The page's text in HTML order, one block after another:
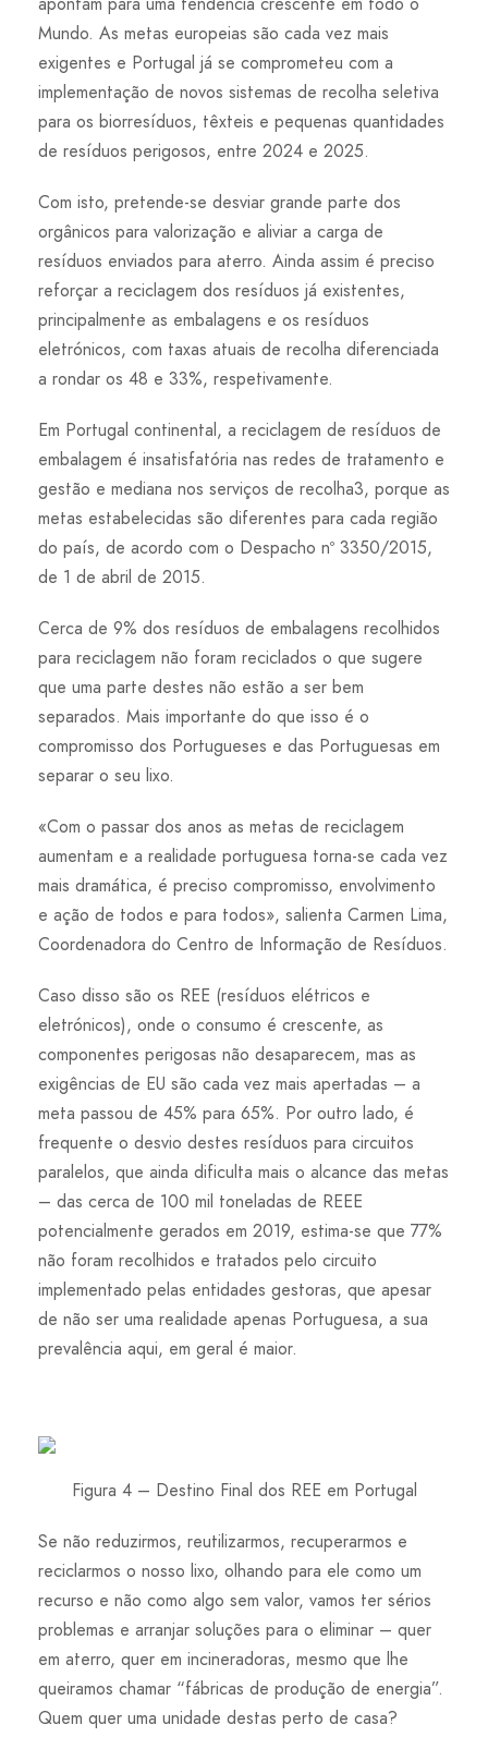
Mundo. As metas europeias são cada vez mais
exigentes e Portugal já se comprometeu com a
implementação de novos sistemas de recolha seletiva
para os biorresíduos, têxteis e pequenas quantidades
de resíduos perigosos, entre 2024 e 2025.
Com isto, pretende-se desviar grande parte dos
orgânicos para valorização e aliviar a carga de
resíduos enviados para aterro. Ainda assim é preciso
reforçar a reciclagem dos resíduos já existentes,
principalmente as embalagens e os resíduos
eletrónicos, com taxas atuais de recolha diferenciada
a rondar os 48 e 33%, respetivamente.
Em Portugal continental, a reciclagem de resíduos de
embalagem é insatisfatória nas redes de tratamento e
gestão e mediana nos serviços de recolha3, porque as
metas estabelecidas são diferentes para cada região
do país, de acordo com o Despacho nº 3350/2015,
de 1 de abril de 2015.
Cerca de 9% dos resíduos de embalagens recolhidos
para reciclagem não foram reciclados o que sugere
que uma parte destes não estão a ser bem
separados. Mais importante do que isso é o
compromisso dos Portugueses e das Portuguesas em
separar o seu lixo.
«Com o passar dos anos as metas de reciclagem
aumentam e a realidade portuguesa torna-se cada vez
mais dramática, é preciso compromisso, envolvimento
e ação de todos e para todos», salienta Carmen Lima,
Coordenadora do Centro de Informação de Resíduos.
Caso disso são os REE (resíduos elétricos e
eletrónicos), onde o consumo é crescente, as
componentes perigosas não desaparecem, mas as
exigências de EU são cada vez mais apertadas – a
meta passou de 45% para 65%. Por outro lado, é
frequente o desvio destes resíduos para circuitos
paralelos, que ainda dificulta mais o alcance das metas
– das cerca de 100 mil toneladas de REEE
potencialmente gerados em 2019, estima-se que 77%
não foram recolhidos e tratados pelo circuito
implementado pelas entidades gestoras, que apesar
de não ser uma realidade apenas Portuguesa, a sua
prevalência aqui, em geral é maior.
Figura 4 – Destino Final dos REE em Portugal
Se não reduzirmos, reutilizarmos, recuperarmos e
reciclarmos o nosso lixo, olhando para ele como um
recurso e não como algo sem valor, vamos ter sérios
problemas e arranjar soluções para o eliminar – quer
em aterro, quer em incineradoras, mesmo que lhe
queiramos chamar “fábricas de produção de energia”.
Quem quer uma unidade destas perto de casa?